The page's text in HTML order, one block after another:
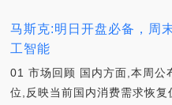
马斯克:明日开盘必备，周
工智能
01 市场回顾 国内方面,本周公
位,反映当前国内消费需求恢